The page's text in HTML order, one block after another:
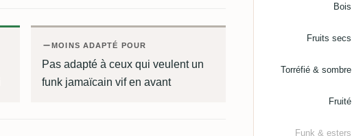
MOINS ADAPTÉ POUR
Pas adapté à ceux qui veulent un
funk jamaïcain vif en avant
Bois
Fruits secs
Torréfié & sombre
Fruité
Funk & esters